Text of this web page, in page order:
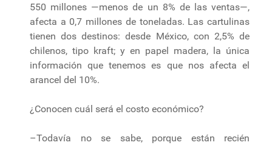
550 millones —menos de un 8% de las ventas—,
afecta a 0,7 millones de toneladas. Las cartulinas
tienen dos destinos: desde México, con 2,5% de
chilenos, tipo kraft; y en papel madera, la única
información que tenemos es que nos afecta el
arancel del 10%.
¿Conocen cuál será el costo económico?
–Todavía no se sabe, porque están recién